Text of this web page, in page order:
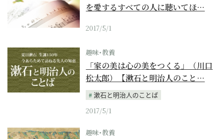
を愛するすべての人に聴いてほ…
2017/5/1
趣味･教養
「家の美は心の美をつくる」（川口
松太郎）【漱石と明治人のこと…
漱石と明治人のことば
2017/5/1
趣味･教養